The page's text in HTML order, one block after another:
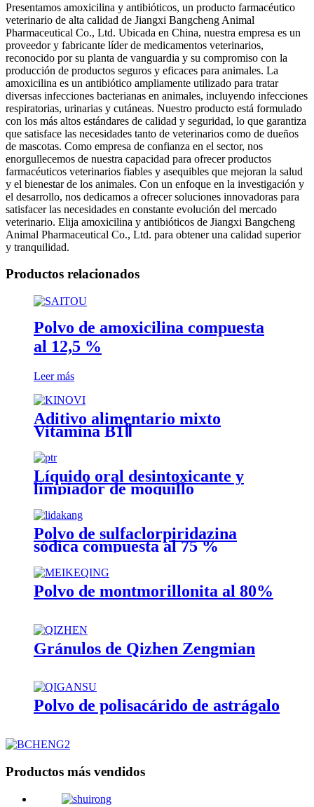
Presentamos amoxicilina y antibióticos, un producto farmacéutico
veterinario de alta calidad de Jiangxi Bangcheng Animal
Pharmaceutical Co., Ltd. Ubicada en China, nuestra empresa es un
proveedor y fabricante líder de medicamentos veterinarios,
reconocido por su planta de vanguardia y su compromiso con la
producción de productos seguros y eficaces para animales. La
amoxicilina es un antibiótico ampliamente utilizado para tratar
diversas infecciones bacterianas en animales, incluyendo infecciones
respiratorias, urinarias y cutáneas. Nuestro producto está formulado
con los más altos estándares de calidad y seguridad, lo que garantiza
que satisface las necesidades tanto de veterinarios como de dueños
de mascotas. Como empresa de confianza en el sector, nos
enorgullecemos de nuestra capacidad para ofrecer productos
farmacéuticos veterinarios fiables y asequibles que mejoran la salud
y el bienestar de los animales. Con un enfoque en la investigación y
el desarrollo, nos dedicamos a ofrecer soluciones innovadoras para
satisfacer las necesidades en constante evolución del mercado
veterinario. Elija amoxicilina y antibióticos de Jiangxi Bangcheng
Animal Pharmaceutical Co., Ltd. para obtener una calidad superior
y tranquilidad.
Productos relacionados
Polvo de amoxicilina compuesta
al 12,5 %
Leer más
Aditivo alimentario mixto
Vitamina B1Ⅱ
Líquido oral desintoxicante y
limpiador de moquillo
Polvo de sulfaclorpiridazina
sódica compuesta al 75 %
Polvo de montmorillonita al 80%
Gránulos de Qizhen Zengmian
Polvo de polisacárido de astrágalo
Productos más vendidos